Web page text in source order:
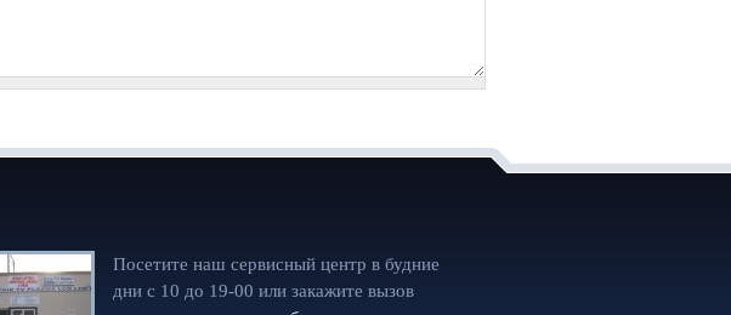
Посетите наш сервисный центр в будние
дни с 10 до 19-00 или закажите вызов